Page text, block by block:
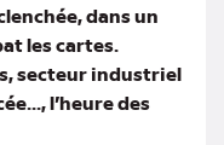
dans un
les cartes.
secteur industriel
l’heure des